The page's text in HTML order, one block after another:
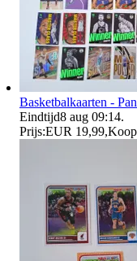
Basketbalkaarten -
Eindtijd8 aug 09:14.
Prijs:EUR 19,99,